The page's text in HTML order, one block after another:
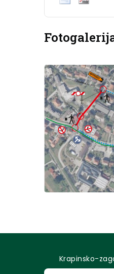
Krapinsko-